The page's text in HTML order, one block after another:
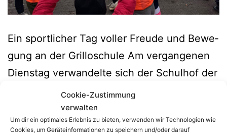
Cookie-Zustimmung
verwalten
Um dir ein optimales Erlebnis zu bieten, verwenden wir Technologien wie
Cookies, um Geräteinformationen zu speichern und/oder darauf
Ein sport­li­cher Tag vol­ler Freu­de und Bewe­
gung an der Gril­lo­schu­le Am ver­gan­ge­nen
Diens­tag ver­wan­del­te sich der Schul­hof der
Gril­lo­schu­le in ein gro­ßes Sport- und Bewe­
gungs­pa­ra­dies. Dank der Unter­stüt­zung von
Tri­XiTT, einem erfah­re­nen Anbie­ter für